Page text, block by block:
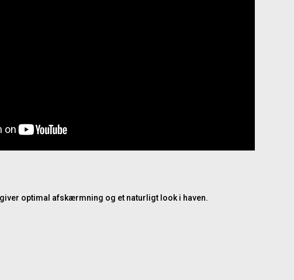
optimal afskærmning og et naturligt look i haven.